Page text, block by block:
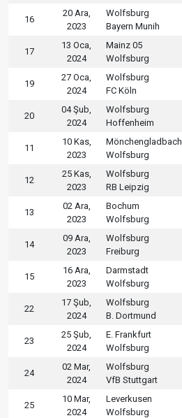
16
20 Ara,
2023
Wolfsburg
Bayern Munih
17
13 Oca,
2024
Mainz 05
Wolfsburg
19
27 Oca,
2024
Wolfsburg
FC Köln
20
04 Şub,
2024
Wolfsburg
Hoffenheim
11
10 Kas,
2023
Mönchengladbach
Wolfsburg
12
25 Kas,
2023
Wolfsburg
RB Leipzig
13
02 Ara,
2023
Bochum
Wolfsburg
14
09 Ara,
2023
Wolfsburg
Freiburg
15
16 Ara,
2023
Darmstadt
Wolfsburg
22
17 Şub,
2024
Wolfsburg
B. Dortmund
23
25 Şub,
2024
E. Frankfurt
Wolfsburg
24
02 Mar,
2024
Wolfsburg
VfB Stuttgart
25
10 Mar,
2024
Leverkusen
Wolfsburg